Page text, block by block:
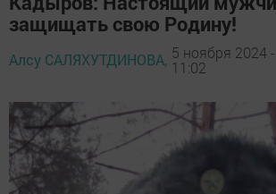
защищать свою Родину!
Алсу САЛЯХУТДИНОВА, 5 ноября 2024 -
11:02